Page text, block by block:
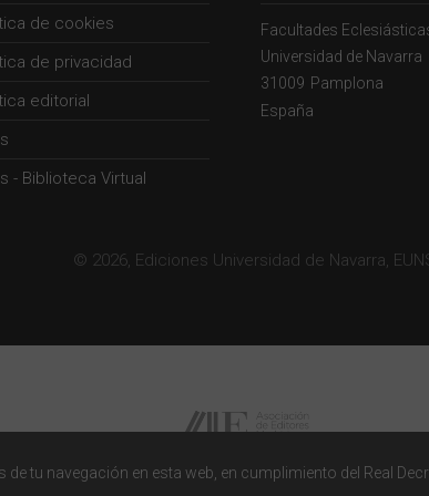
de cookies
de privacidad
editorial
- Biblioteca Virtual
Facultades
Universidad de Navarra
31009 Pamplona
España
© 2026, Ediciones Universidad de Navarra,
tu navegación en esta web, en cumplimiento del Real